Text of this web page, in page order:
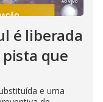
é liberada
que
e uma